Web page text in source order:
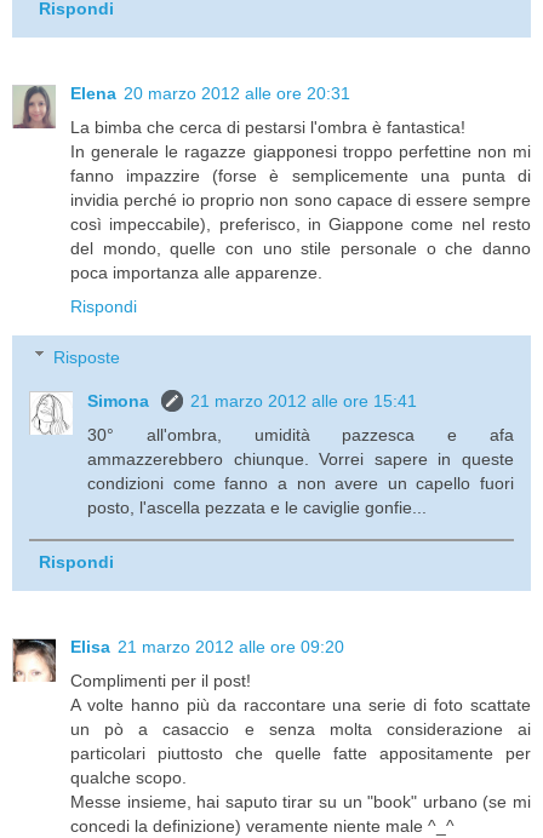
Rispondi
Elena 20 marzo 2012 alle ore 20:31
La bimba che cerca di pestarsi l'ombra è fantastica!
In generale le ragazze giapponesi troppo perfettine non mi
fanno impazzire (forse è semplicemente una punta di
invidia perché io proprio non sono capace di essere sempre
così impeccabile), preferisco, in Giappone come nel resto
del mondo, quelle con uno stile personale o che danno
poca importanza alle apparenze.
Rispondi
Risposte
Simona
21 marzo 2012 alle ore 15:41
30° all'ombra, umidità pazzesca e afa
ammazzerebbero chiunque. Vorrei sapere in queste
condizioni come fanno a non avere un capello fuori
posto, l'ascella pezzata e le caviglie gonfie...
Rispondi
Elisa 21 marzo 2012 alle ore 09:20
Complimenti per il post!
A volte hanno più da raccontare una serie di foto scattate
un pò a casaccio e senza molta considerazione ai
particolari piuttosto che quelle fatte appositamente per
qualche scopo.
Messe insieme, hai saputo tirar su un "book" urbano (se mi
concedi la definizione) veramente niente male ^_^